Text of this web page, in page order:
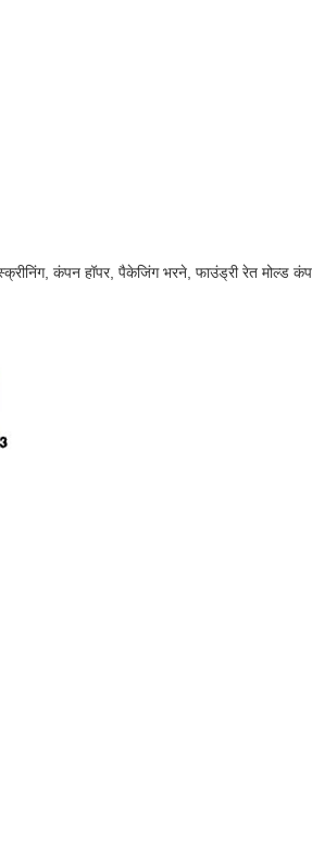
कंपन हॉपर, पैकेजिंग भरने, फाउंड्री रेत मोल्ड